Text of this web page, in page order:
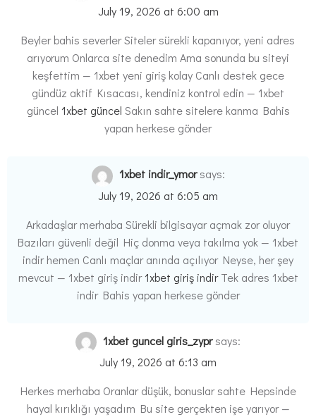
July 19, 2026 at 6:00 am
Beyler bahis severler Siteler sürekli kapanıyor, yeni adres
arıyorum Onlarca site denedim Ama sonunda bu siteyi
keşfettim — 1xbet yeni giriş kolay Canlı destek gece
gündüz aktif Kısacası, kendiniz kontrol edin — 1xbet
güncel 1xbet güncel Sakın sahte sitelere kanma Bahis
yapan herkese gönder
1xbet indir_ymor says:
July 19, 2026 at 6:05 am
Arkadaşlar merhaba Sürekli bilgisayar açmak zor oluyor
Bazıları güvenli değil Hiç donma veya takılma yok — 1xbet
indir hemen Canlı maçlar anında açılıyor Neyse, her şey
mevcut — 1xbet giriş indir1xbet giriş indirTek adres 1xbet
indir Bahis yapan herkese gönder
1xbet guncel giris_zyprsays:
July 19, 2026 at 6:13 am
Herkes merhaba Oranlar düşük, bonuslar sahte Hepsinde
hayal kırıklığı yaşadım Bu site gerçekten işe yarıyor —